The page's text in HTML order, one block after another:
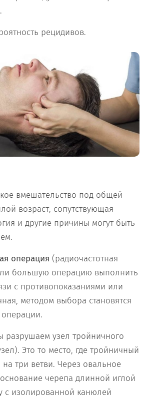
рецидивов.
вмешательство под общей
возраст, сопутствующая
и другие причины могут быть
операция (радиочастотная
большую операцию выполнить
с противопоказаниями или
методом выбора становятся
узел тройничного
Это то место, где тройничный
на три ветви. Через овальное
черепа длинной иглой
с изолированной канюлей